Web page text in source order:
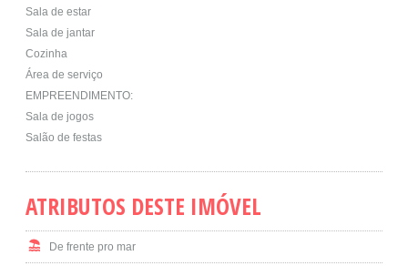
Sala de estar
Sala de jantar
Cozinha
Área de serviço
EMPREENDIMENTO:
Sala de jogos
Salão de festas
ATRIBUTOS DESTE IMÓVEL
De frente pro mar